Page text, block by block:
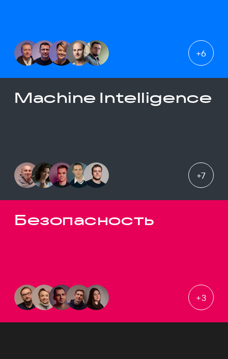
+6
Machine Intelligence
+7
Безопасность
+3